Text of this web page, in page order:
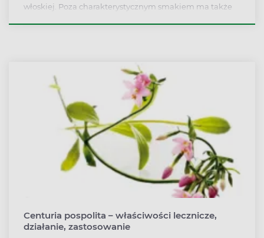
włoskiej. Poza charakterystycznym smakiem ma także
Centuria pospolita – właściwości lecznicze,
działanie, zastosowanie